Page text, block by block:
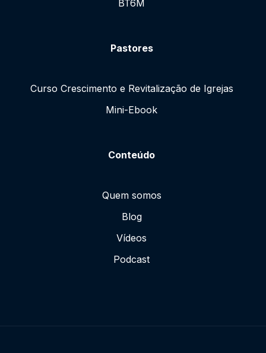
BT6M
Pastores
Curso Crescimento e Revitalização de Igrejas
Mini-Ebook
Conteúdo
Quem somos
Blog
Vídeos
Podcast